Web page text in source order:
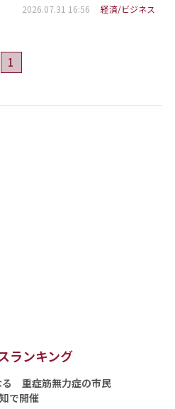
2026.07.31 16:56 経済/ビジネス
1
ランキング
る 重症筋無力症の市民
で開催